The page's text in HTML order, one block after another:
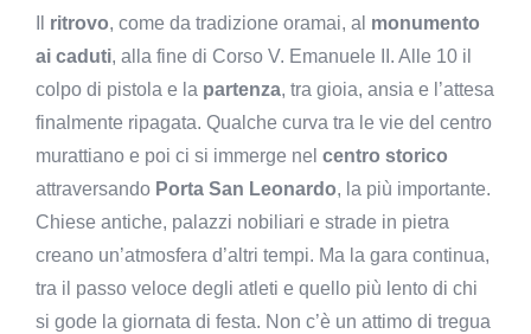
ritrovo, come da tradizione oramai, al monumento
ai caduti, alla fine di Corso V. Emanuele II. Alle 10 il
colpo di pistola e la partenza, tra gioia, ansia e l’attesa
finalmente ripagata. Qualche curva tra le vie del centro
murattiano e poi ci si immerge nel centro storico
attraversando Porta San Leonardo, la più importante.
Chiese antiche, palazzi nobiliari e strade in pietra
creano un’atmosfera d’altri tempi. Ma la gara continua,
tra il passo veloce degli atleti e quello più lento di chi
si gode la giornata di festa. Non c’è un attimo di tregua